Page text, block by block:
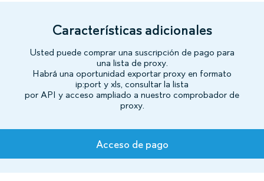
Características adicionales
Usted puede comprar una suscripción de pago para
una lista de proxy.
Habrá una oportunidad exportar proxy en formato
ip:port y xls, consultar la lista
por API y acceso ampliado a nuestro comprobador de
proxy.
Tarifas
Acceso de pago